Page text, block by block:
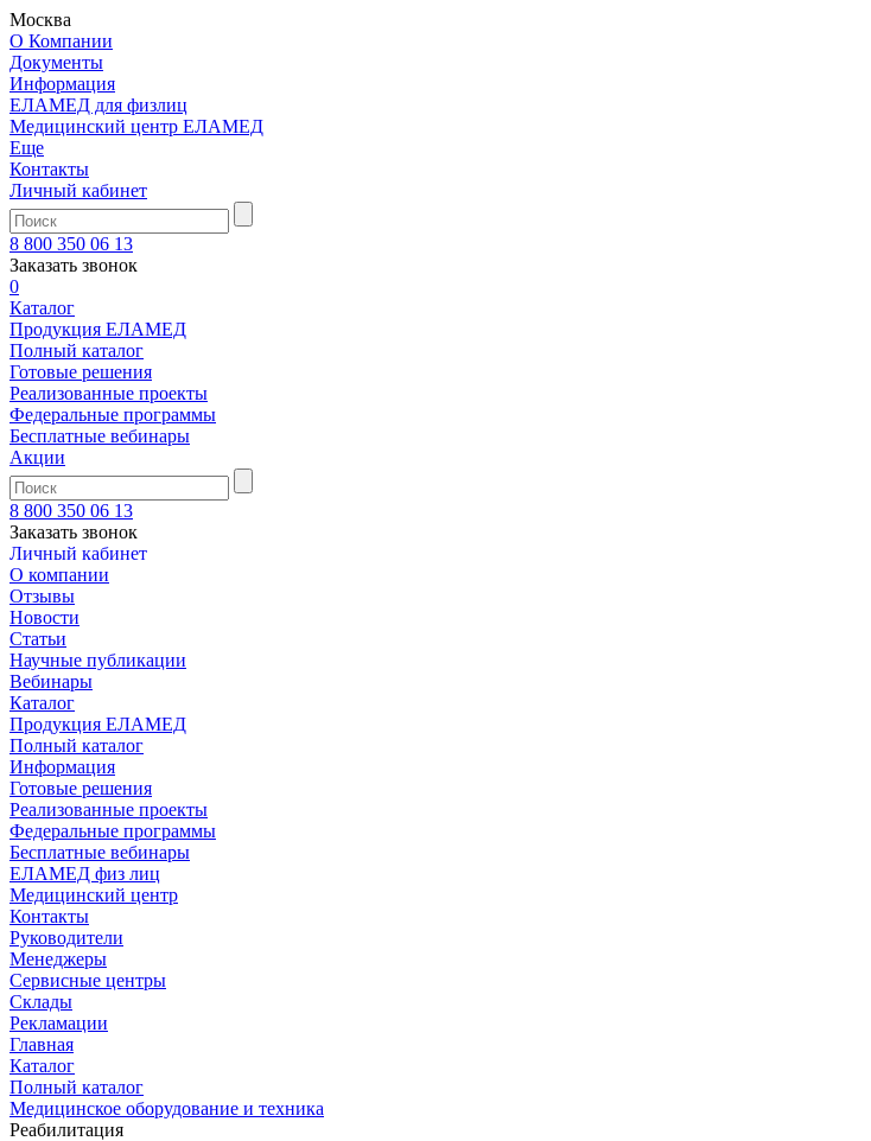
Москва
О Компании
Документы
Информация
ЕЛАМЕД для физлиц
Медицинский центр ЕЛАМЕД
Еще
Контакты
Личный кабинет
8 800 350 06 13
Заказать звонок
0
Каталог
Продукция ЕЛАМЕД
Полный каталог
Готовые решения
Реализованные проекты
Федеральные программы
Бесплатные вебинары
Акции
8 800 350 06 13
Заказать звонок
Личный кабинет
О компании
Отзывы
Новости
Статьи
Научные публикации
Вебинары
Каталог
Продукция ЕЛАМЕД
Полный каталог
Информация
Готовые решения
Реализованные проекты
Федеральные программы
Бесплатные вебинары
ЕЛАМЕД физ лиц
Медицинский центр
Контакты
Руководители
Менеджеры
Сервисные центры
Склады
Рекламации
Главная
Каталог
Полный каталог
Медицинское оборудование и техника
Реабилитация